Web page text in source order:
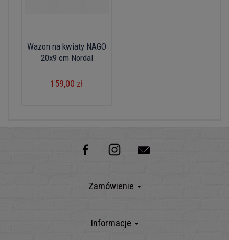
Wazon na kwiaty NAGO
20x9 cm Nordal
159,00 zł
Zamówienie
Informacje